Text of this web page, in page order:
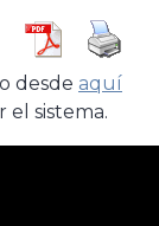
desde aquí
el sistema.